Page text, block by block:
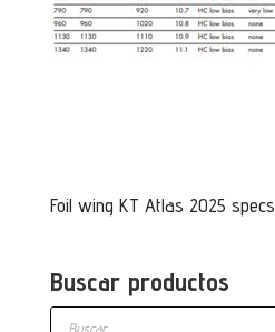
Foil wing KT Atlas 2025 specs
Buscar productos
Búsqueda